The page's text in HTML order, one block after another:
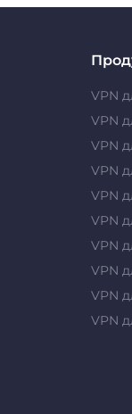
VPN
VPN
VPN
VPN
VPN
VPN
VPN
VPN
VPN
VPN